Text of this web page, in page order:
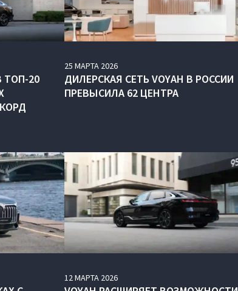
ТОП-20
25 МАРТА 2026
ДИЛЕРСКАЯ СЕТЬ VOYAH В РОССИИ
ПРЕВЫСИЛА 62 ЦЕНТРА
12МАРТА 2026